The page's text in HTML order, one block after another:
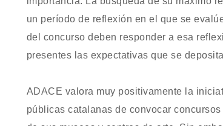
un período de reflexión en el que se
del concurso deben responder a esa
presentes las expectativas que se
ADACE valora muy positivamente la
públicas catalanas de convocar